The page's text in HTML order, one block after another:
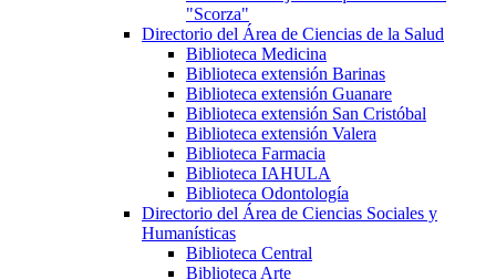
"Scorza"
Directorio del Área de Ciencias de la Salud
Biblioteca Medicina
Biblioteca extensión Barinas
Biblioteca extensión Guanare
Biblioteca extensión San Cristóbal
Biblioteca extensión Valera
Biblioteca Farmacia
Biblioteca IAHULA
Biblioteca Odontología
Directorio del Área de Ciencias Sociales y
Humanísticas
Biblioteca Central
Biblioteca Arte